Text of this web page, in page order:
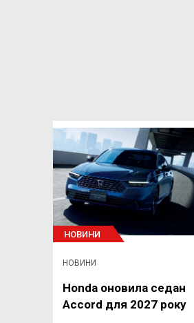
НОВИНИ
НОВИНИ
Honda оновила седан
Accord для 2027 року